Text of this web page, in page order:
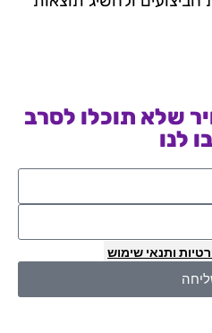
שלא תוכלו לסרב
לנו
ותנאי שימוש